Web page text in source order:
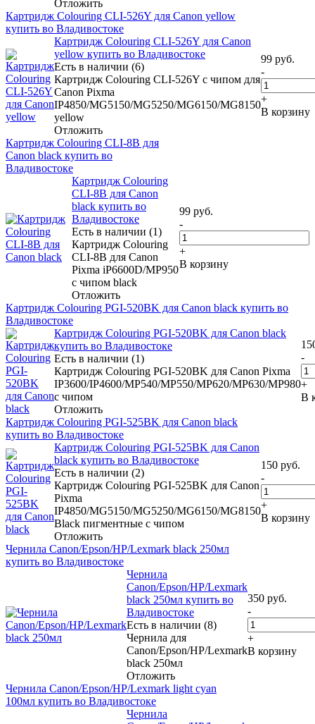
Отложить
Картридж Colouring CLI-526Y для Canon yellow
купить во Владивостоке
Картридж Colouring CLI-526Y для Canon
yellow купить во Владивостоке
Есть в наличии (6)
Картридж Colouring CLI-526Y с чипом для
Canon Pixma
IP4850/MG5150/MG5250/MG6150/MG8150
yellow
Отложить
99 руб.
-
+
В корзину
Картридж Colouring CLI-8B для
Canon black купить во
Владивостоке
Картридж Colouring
CLI-8B для Canon
black купить во
Владивостоке
Есть в наличии (1)
Картридж Colouring
CLI-8B для Canon
Pixma iP6600D/MP950
с чипом black
Отложить
99 руб.
-
+
В корзину
Картридж Colouring PGI-520BK для Canon black купить во
Владивостоке
Картридж Colouring PGI-520BK для Canon black
купить во Владивостоке
Есть в наличии (1)
Картридж Colouring PGI-520BK для Canon Pixma
IP3600/IP4600/MP540/MP550/MP620/MP630/MP980
с чипом
Отложить
-
+
В
Картридж Colouring PGI-525BK для Canon black
купить во Владивостоке
Картридж Colouring PGI-525BK для Canon
black купить во Владивостоке
Есть в наличии (2)
Картридж Colouring PGI-525BK для Canon
Pixma
IP4850/MG5150/MG5250/MG6150/MG8150
Black пигментные с чипом
Отложить
150 руб.
-
+
В корзину
Чернила Canon/Epson/HP/Lexmark black 250мл
купить во Владивостоке
Чернила
Canon/Epson/HP/Lexmark
black 250мл купить во
Владивостоке
Есть в наличии (8)
Чернила для
Canon/Epson/HP/Lexmark
black 250мл
Отложить
350 руб.
-
+
В корзину
Чернила Canon/Epson/HP/Lexmark light cyan
100мл купить во Владивостоке
Чернила